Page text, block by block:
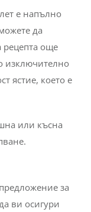
е напълно
да
рецепта още
изключително
ястие, което е
или късна
за
ви осигури